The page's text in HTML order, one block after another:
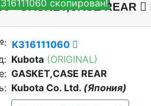
- GASKET,CASE REAR
K316111060
Kubota (ORIGINAL)
GASKET,CASE REAR
Kubota Co. Ltd. (Япония)
скопирован!